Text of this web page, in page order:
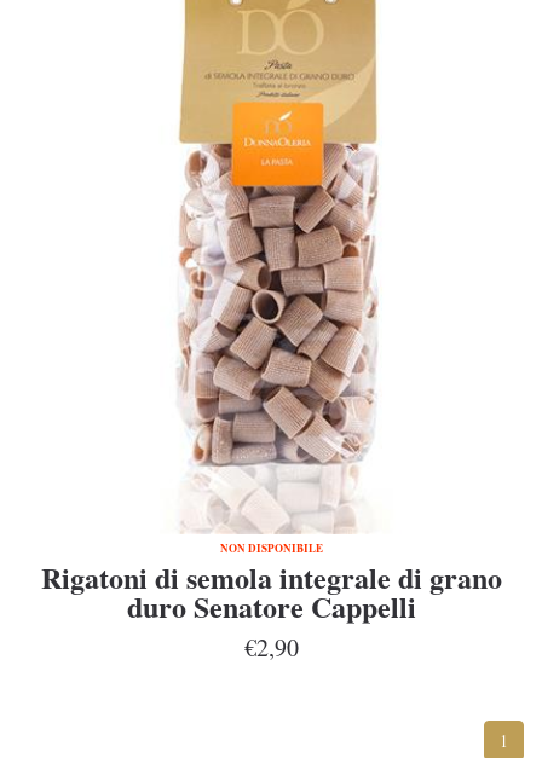
NON DISPONIBILE
Rigatoni di semola integrale di grano
duro Senatore Cappelli
€2,90
1